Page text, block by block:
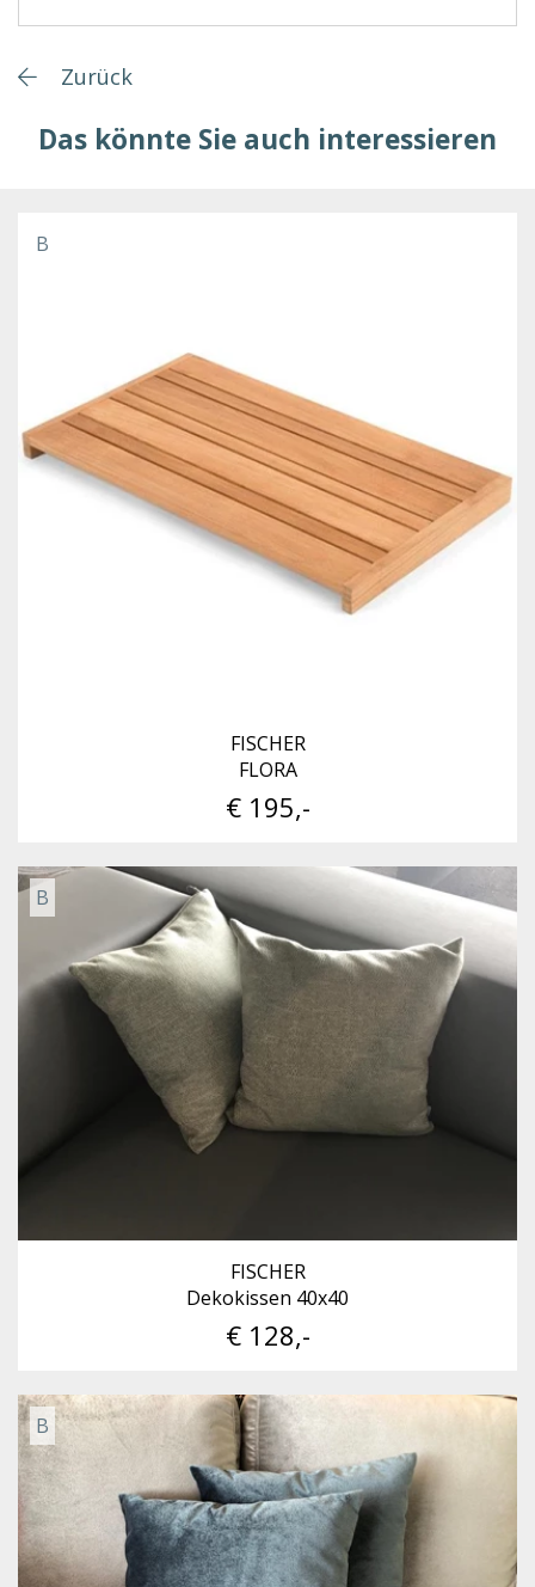
Zurück
Das könnte Sie auch interessieren
B
FISCHER
FLORA
€ 195,-
B
FISCHER
Dekokissen 40x40
€ 128,-
B